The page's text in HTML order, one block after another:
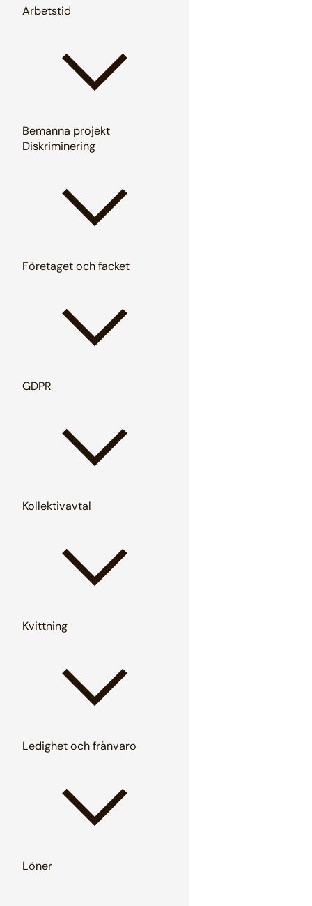
Arbetstid
Bemanna projekt
Diskriminering
Företaget och facket
GDPR
Kollektivavtal
Kvittning
Ledighet och frånvaro
Löner